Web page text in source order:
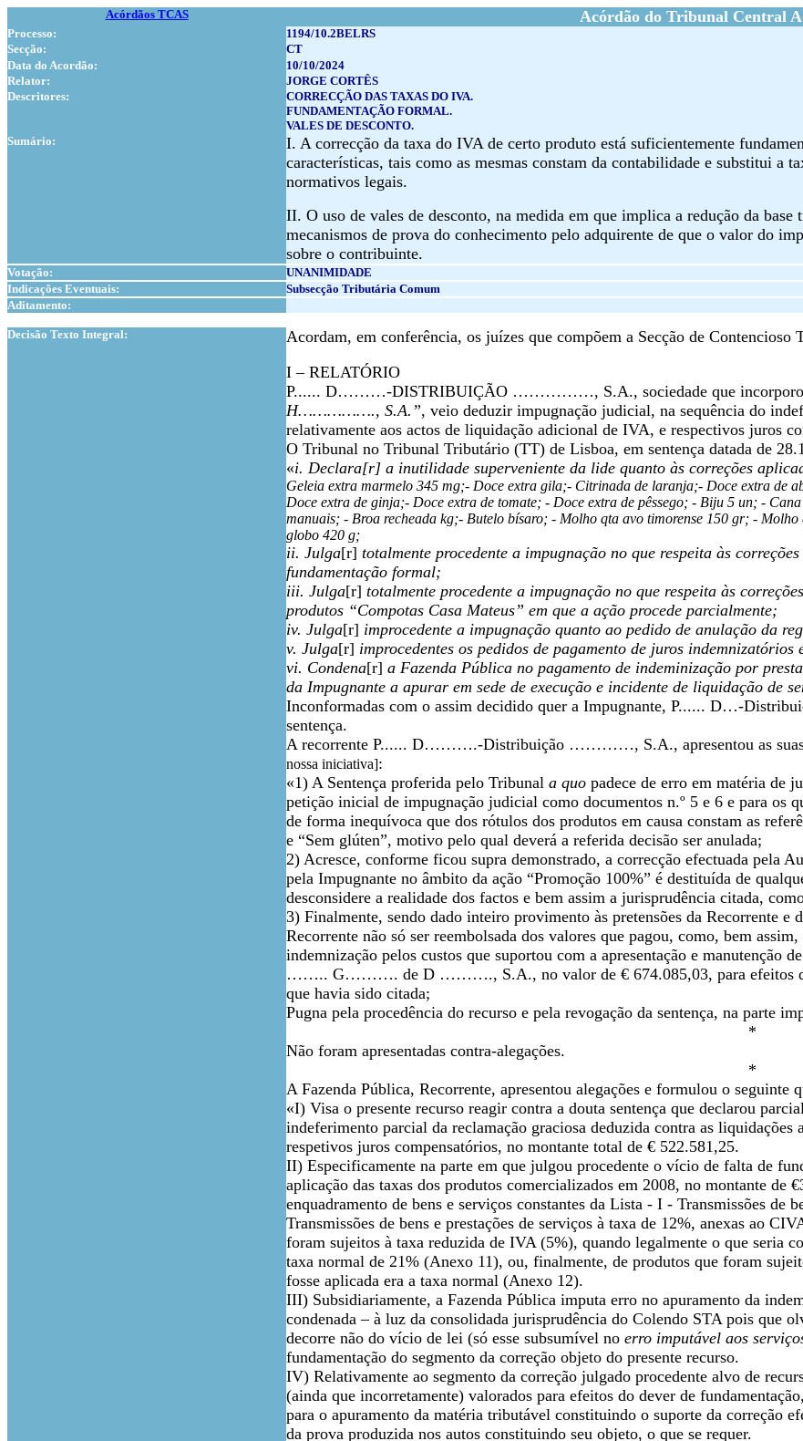
Acórdãos TCAS Acórdão do Tribunal Central
Processo:
1194/10.2BELRS
Secção:
CT
Data do Acordão:
10/10/2024
Relator:
JORGE CORTÊS
Descritores:
CORRECÇÃO DAS TAXAS DO IVA.
FUNDAMENTAÇÃO FORMAL.
VALES DE DESCONTO.
Sumário:
I. A correcção da taxa do IVA de certo produto está suficientemente
características, tais como as mesmas constam da contabilidade e substitui a
normativos legais.
II. O uso de vales de desconto, na medida em que implica a redução da
mecanismos de prova do conhecimento pelo adquirente de que o valor do
sobre o contribuinte.
Votação:
UNANIMIDADE
Indicações Eventuais:
Subsecção Tributária Comum
Aditamento:
Decisão Texto Integral:
Acordam, em conferência, os juízes que compõem a Secção de
I – RELATÓRIO
P...... D………-DISTRIBUIÇÃO ……………, S.A., sociedade que incorporou,
H……………., S.A.”, veio deduzir impugnação judicial, na sequência do
relativamente aos actos de liquidação adicional de IVA, e respectivos juros
O Tribunal no Tribunal Tributário (TT) de Lisboa, em sentença datada de
«i. Declara[r] a inutilidade superveniente da lide quanto às correções
Geleia extra marmelo 345 mg;- Doce extra gila;- Citrinada de laranja;- Doce extra de
Doce extra de ginja;- Doce extra de tomate; - Doce extra de pêssego; - Biju 5 un; -
manuais; - Broa recheada kg;- Butelo bísaro; - Molho qta avo timorense 150 gr; -
globo 420 g;
ii. Julga[r] totalmente procedente a impugnação no que respeita às
fundamentação formal;
iii. Julga[r] totalmente procedente a impugnação no que respeita às
produtos “Compotas Casa Mateus” em que a ação procede parcialmente;
iv. Julga[r] improcedente a impugnação quanto ao pedido de anulação da
v. Julga[r] improcedentes os pedidos de pagamento de juros indemnizatórios
vi. Condena[r] a Fazenda Pública no pagamento de indeminização por
da Impugnante a apurar em sede de execução e incidente de liquidação de
Inconformadas com o assim decidido quer a Impugnante, P...... D…-
sentença.
A recorrente P...... D……….-Distribuição …………, S.A., apresentou as suas
nossa iniciativa]:
«1) A Sentença proferida pelo Tribunal a quo padece de erro em matéria de
petição inicial de impugnação judicial como documentos n.º 5 e 6 e para os
de forma inequívoca que dos rótulos dos produtos em causa constam as
e “Sem glúten”, motivo pelo qual deverá a referida decisão ser anulada;
2) Acresce, conforme ficou supra demonstrado, a correcção efectuada pela
pela Impugnante no âmbito da ação “Promoção 100%” é destituída de
desconsidere a realidade dos factos e bem assim a jurisprudência citada,
3) Finalmente, sendo dado inteiro provimento às pretensões da Recorrente e
Recorrente não só ser reembolsada dos valores que pagou, como, bem
indemnização pelos custos que suportou com a apresentação e
…….. G………. de D ………., S.A., no valor de € 674.085,03, para efeitos
que havia sido citada;
Pugna pela procedência do recurso e pela revogação da sentença, na parte
*
Não foram apresentadas contra-alegações.
*
A Fazenda Pública, Recorrente, apresentou alegações e formulou o seguinte
«I) Visa o presente recurso reagir contra a douta sentença que declarou
indeferimento parcial da reclamação graciosa deduzida contra as
respetivos juros compensatórios, no montante total de € 522.581,25.
II) Especificamente na parte em que julgou procedente o vício de falta de
aplicação das taxas dos produtos comercializados em 2008, no montante de
enquadramento de bens e serviços constantes da Lista - I - Transmissões de
Transmissões de bens e prestações de serviços à taxa de 12%, anexas ao
foram sujeitos à taxa reduzida de IVA (5%), quando legalmente o que seria
taxa normal de 21% (Anexo 11), ou, finalmente, de produtos que foram
fosse aplicada era a taxa normal (Anexo 12).
III) Subsidiariamente, a Fazenda Pública imputa erro no apuramento da
condenada – à luz da consolidada jurisprudência do Colendo STA pois que
decorre não do vício de lei (só esse subsumível no erro imputável aos
fundamentação do segmento da correção objeto do presente recurso.
IV) Relativamente ao segmento da correção julgado procedente alvo de
(ainda que incorretamente) valorados para efeitos do dever de
para o apuramento da matéria tributável constituindo o suporte da correção
da prova produzida nos autos constituindo seu objeto, o que se requer.